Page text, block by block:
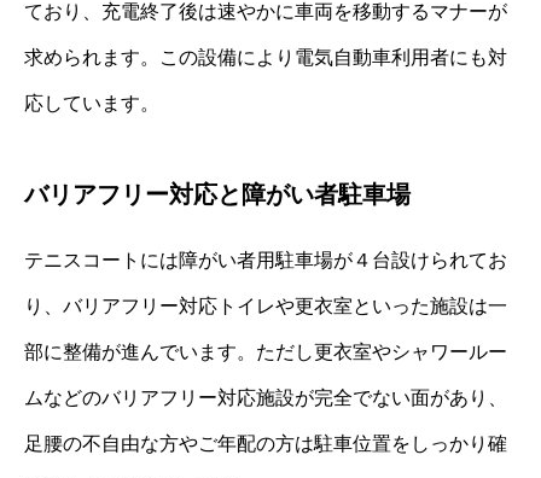
ており、充電終了後は速やかに車両を移動するマナーが
求められます。この設備により電気自動車利用者にも対
応しています。
バリアフリー対応と障がい者駐車場
テニスコートには障がい者用駐車場が４台設けられてお
り、バリアフリー対応トイレや更衣室といった施設は一
部に整備が進んでいます。ただし更衣室やシャワールー
ムなどのバリアフリー対応施設が完全でない面があり、
足腰の不自由な方やご年配の方は駐車位置をしっかり確